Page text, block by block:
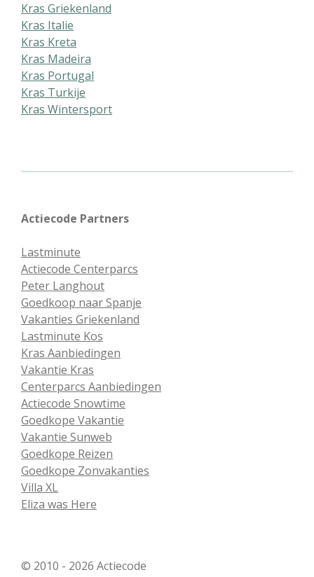
Kras Griekenland
Kras Italie
Kras Kreta
Kras Madeira
Kras Portugal
Kras Turkije
Kras Wintersport
Actiecode Partners
Lastminute
Actiecode Centerparcs
Peter Langhout
Goedkoop naar Spanje
Vakanties Griekenland
Lastminute Kos
Kras Aanbiedingen
Vakantie Kras
Centerparcs Aanbiedingen
Actiecode Snowtime
Goedkope Vakantie
Vakantie Sunweb
Goedkope Reizen
Goedkope Zonvakanties
Villa XL
Eliza was Here
© 2010 - 2026 Actiecode